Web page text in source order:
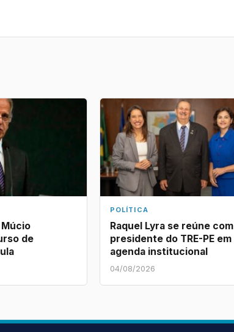
de
POLÍTICA
Raquel Lyra se reúne com
presidente do TRE-PE em
agenda institucional
04/08/2026